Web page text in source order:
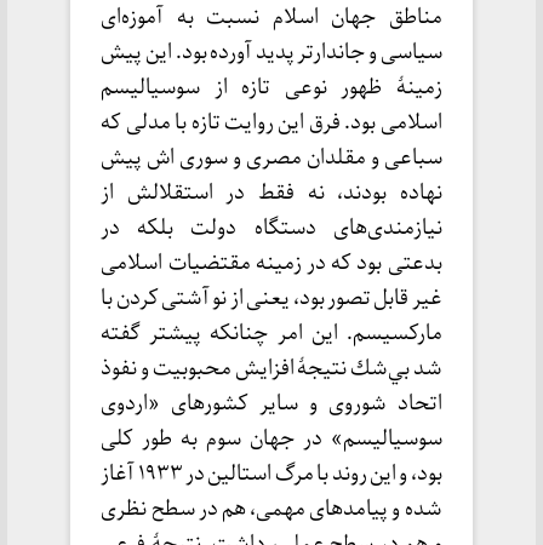
مناطق جهان اسلام نسبت به آموزه‌ای
سیاسی و جاندارتر پدید آورده بود. این پیش
زمینۀ ظهور نوعی تازه از سوسیالیسم
اسلامی بود. فرق این روایت تازه با مدلی که
سباعی و مقلدان مصری و سوری اش پیش
نهاده بودند، نه فقط در استقلالش از
نیازمندی‌های دستگاه دولت بلکه در
بدعتی بود که در زمینه مقتضيات اسلامی
غیر قابل تصور بود، یعنی از نو آشتی کردن با
مارکسیسم. این امر چنانکه پیشتر گفته
شد بي‌شك نتيجۀ افزایش محبوبیت و نفوذ
اتحاد شوروی و سایر کشورهای «اردوی
سوسیالیسم» در جهان سوم به طور کلی
بود، و این روند با مرگ استالین در ۱۹۳۳ آغاز
شده و پیامدهای مهمی، هم در سطح نظری